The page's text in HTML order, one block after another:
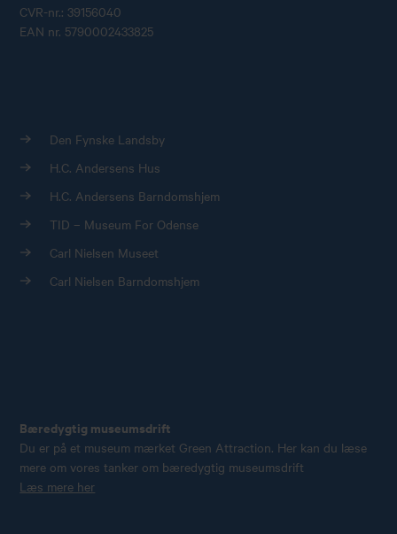
CVR-nr.: 39156040
EAN nr. 5790002433825
Den Fynske Landsby
H.C. Andersens Hus
H.C. Andersens Barndomshjem
TID – Museum For Odense
Carl Nielsen Museet
Carl Nielsen Barndomshjem
Bæredygtig museumsdrift
Du er på et museum mærket Green Attraction. Her kan du læse
mere om vores tanker om bæredygtig museumsdrift
Læs mere her